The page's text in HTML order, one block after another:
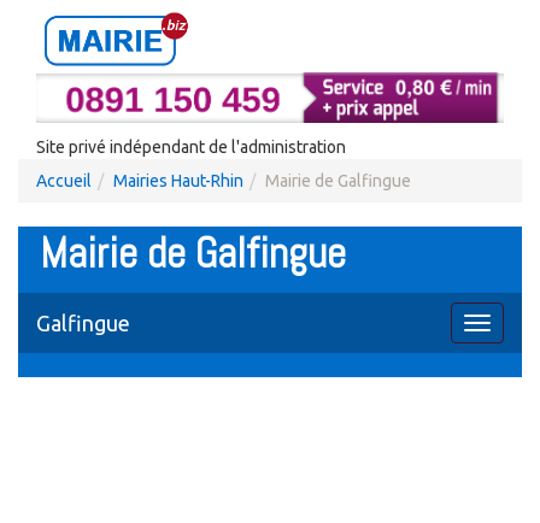
Site privé indépendant de l'administration
Accueil
Mairies Haut-Rhin Mairie de Galfingue
Mairie de Galfingue
Toggle
Galfingue